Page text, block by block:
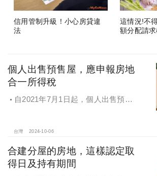
信用管制升級！小心房貸違
法
這情況!不
額分配請
個人出售預售屋，應申報房地
合一所得稅
自2021年7月1日起，個人出售預售
台灣 2024-10-06
合建分屋的房地，這樣認定取
得日及持有期間